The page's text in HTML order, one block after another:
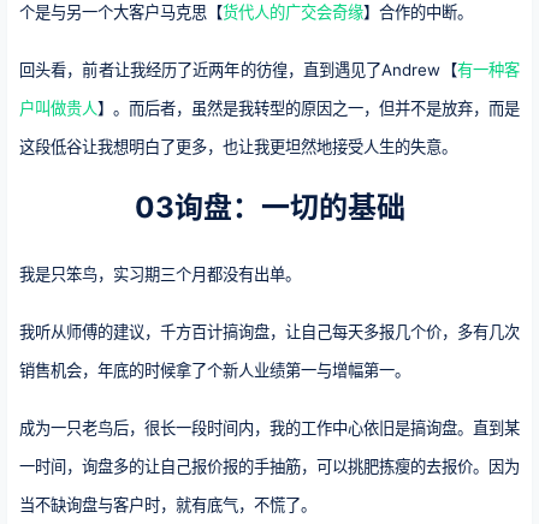
个是与另一个大客户马克思【货代人的广交会奇缘】合作的中断。
回头看，前者让我经历了近两年的彷徨，直到遇见了Andrew【有一种客
户叫做贵人】。而后者，虽然是我转型的原因之一，但并不是放弃，而是
这段低谷让我想明白了更多，也让我更坦然地接受人生的失意。
03询盘：一切的基础
我是只笨鸟，实习期三个月都没有出单。
我听从师傅的建议，千方百计搞询盘，让自己每天多报几个价，多有几次
销售机会，年底的时候拿了个新人业绩第一与增幅第一。
成为一只老鸟后，很长一段时间内，我的工作中心依旧是搞询盘。直到某
一时间，询盘多的让自己报价报的手抽筋，可以挑肥拣瘦的去报价。因为
当不缺询盘与客户时，就有底气，不慌了。